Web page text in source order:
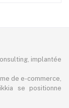
implantée
de e-commerce,
se positionne